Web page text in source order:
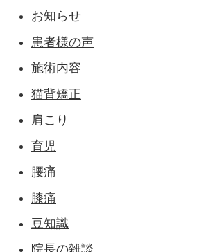
お知らせ
患者様の声
施術内容
猫背矯正
肩こり
育児
腰痛
膝痛
豆知識